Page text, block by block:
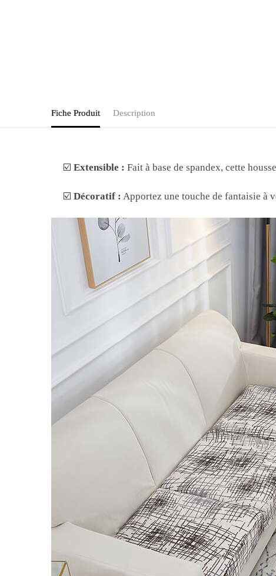
Fiche Produit Description
☑️Extensible : Fait à base de spandex, cette
☑️Décoratif : Apportez une touche de fantaisie à